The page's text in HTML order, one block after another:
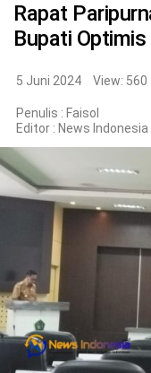
Nasional
Peristiwa
Hukum Kriminal
Politik
Gaya Hidup
Kesehatan
Otomotif
Iptek
Rapat
Bupati
5 Juni 2024 View: 560
Penulis : Faisol
Editor : News Indonesia